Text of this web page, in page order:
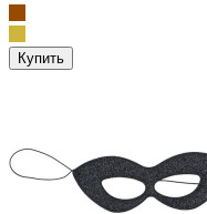
Купить